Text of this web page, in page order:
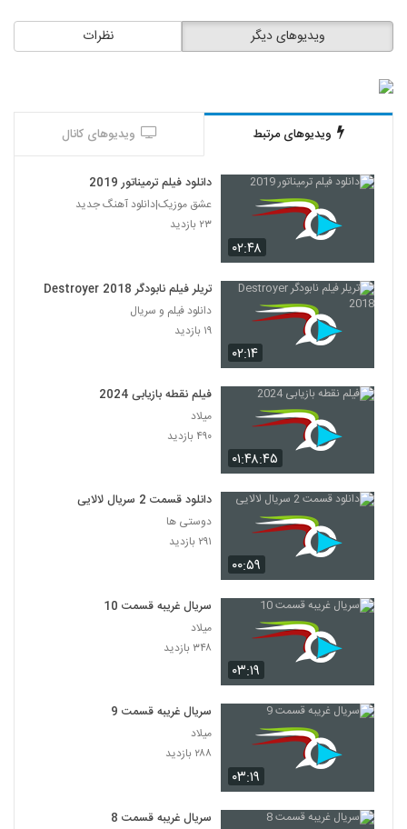
نظرات ویدیوهای دیگر
ویدیوهای مرتبط ویدیوهای کانال
۰۲:۴۸
دانلود فیلم ترمیناتور 2019
عشق موزیک|دانلود آهنگ جدید
۲۳ بازدید
۰۲:۱۴
تریلر فیلم نابودگر Destroyer 2018
دانلود فیلم و سریال
۱۹ بازدید
۰۱:۴۸:۴۵
فیلم نقطه بازیابی 2024
میلاد
۴۹۰ بازدید
۰۰:۵۹
دانلود قسمت 2 سریال لالایی
دوستی ها
۲۹۱ بازدید
۰۳:۱۹
سریال غریبه قسمت 10
میلاد
۳۴۸ بازدید
۰۳:۱۹
سریال غریبه قسمت 9
میلاد
۲۸۸ بازدید
سریال غریبه قسمت 8